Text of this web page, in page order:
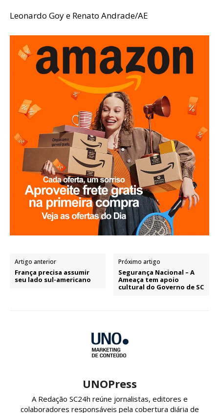
Leonardo Goy e Renato Andrade/AE
Artigo anterior
França precisa assumir
seu lado sul-americano
Próximo artigo
Segurança Nacional – A
Ameaça tem apoio
cultural do Governo de SC
UNOPress
A Redação SC24h reúne jornalistas, editores e
colaboradores responsáveis pela cobertura diária de